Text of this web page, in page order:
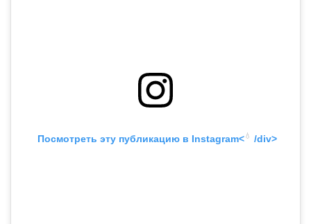
Посмотреть эту публикацию в Instagram<💧 /div>